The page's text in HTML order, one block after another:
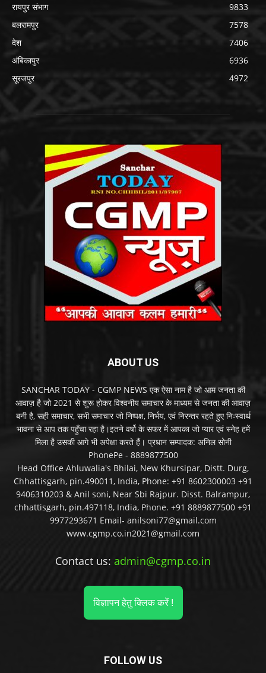
रायपुर संभाग
9833
बलरामपुर
7578
देश
7406
अंबिकापुर
6936
सूरजपुर
4972
ABOUT US
SANCHAR TODAY - CGMP NEWS एक ऐसा नाम है जो आम जनता की
आवाज़ है जो 2021 से शुरू होकर विश्वनीय समाचार के माध्यम से जनता की आवाज़
बनी है, सही समाचार, सभी समाचार जो निष्पक्ष, निर्भय, एवं निरन्तर रहते हुए निःस्वार्थ
भावना से आप तक पहुँचा रहा है।इतने वर्षो के सफर में आपका जो प्यार एवं स्नेह हमें
मिला है उसकी आगे भी अपेक्षा करते हैं। प्रधान सम्पादक: अनिल सोनी
PhonePe - 8889877500
Head Office Ahluwalia's Bhilai, New Khursipar, Distt. Durg,
Chhattisgarh, pin.490011, India, Phone: +91 8602300003 +91
9406310203 & Anil soni, Near Sbi Rajpur. Disst. Balrampur,
chhattisgarh, pin.497118, India, Phone. +91 8889877500 +91
9977293671 Email- anilsoni77@gmail.com
www.cgmp.co.in2021@gmail.com
Contact us: admin@cgmp.co.in
विज्ञापन हेतु क्लिक करें !
FOLLOW US